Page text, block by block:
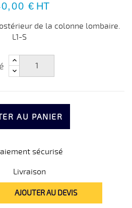
€ HT
de la colonne lombaire.
L1-S
AU PANIER
sécurisé
Livraison
AJOUTER AU DEVIS